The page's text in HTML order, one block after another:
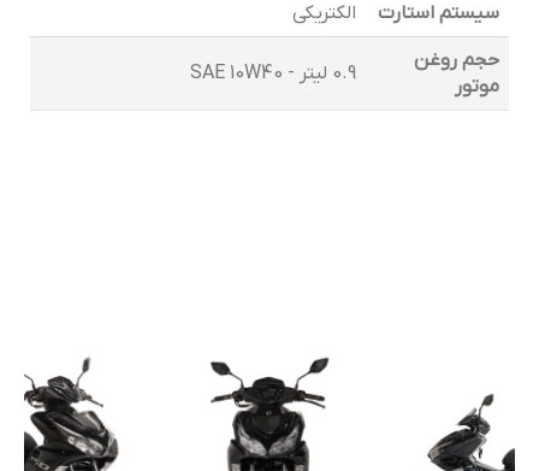
سیستم استارت
الکتریکی
حجم روغن
موتور
0.9 لیتر - SAE 10W40